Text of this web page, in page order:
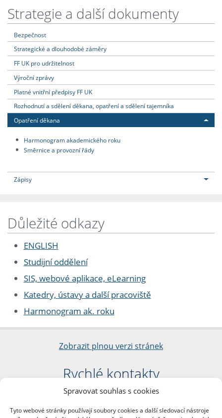
Spravovat souhlas s cookies
Tyto webové stránky používají soubory cookies a další sledovací nástroje
Strategie a další dokumenty
Bezpečnost
Strategické a dlouhodobé záměry
FF UK pro udržitelnost
Výroční zprávy
Platné vnitřní předpisy FF UK
Rozhodnutí a sdělení děkana, opatření a sdělení tajemníka
Opatření děkana
Harmonogram akademického roku
Směrnice a provozní řády
Zápisy
Důležité odkazy
ENGLISH
Studijní oddělení
SIS, webové aplikace, eLearning
Katedry, ústavy a další pracoviště
Harmonogram ak. roku
Zobrazit plnou verzi stránek
Rychlé kontakty
Filozofická fakulta
nám. Jana Palacha 1/2